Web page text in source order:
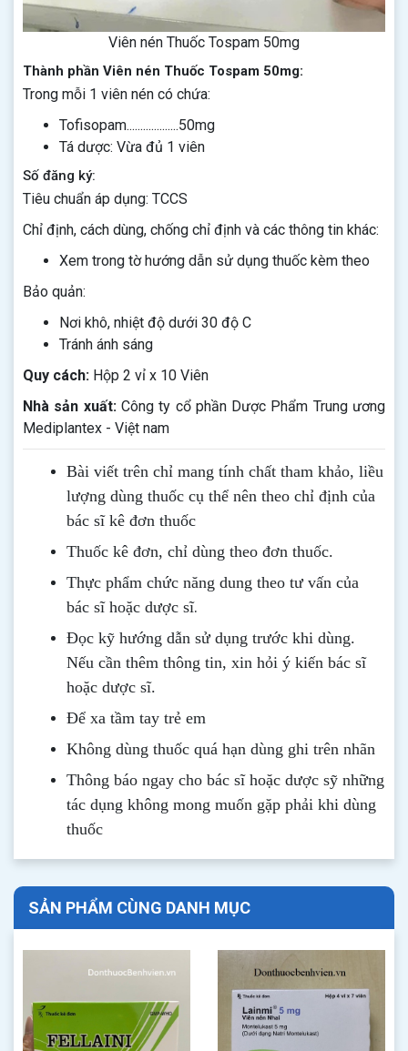
Viên nén Thuốc Tospam 50mg
Thành phần Viên nén Thuốc Tospam 50mg:
Trong mỗi 1 viên nén có chứa:
Tofisopam...................50mg
Tá dược: Vừa đủ 1 viên
Số đăng ký:
Tiêu chuẩn áp dụng: TCCS
Chỉ định, cách dùng, chống chỉ định và các thông tin khác:
Xem trong tờ hướng dẫn sử dụng thuốc kèm theo
Bảo quản:
Nơi khô, nhiệt độ dưới 30 độ C
Tránh ánh sáng
Quy cách: Hộp 2 vỉ x 10 Viên
Nhà sản xuất: Công ty cổ phần Dược Phẩm Trung ương
Mediplantex - Việt nam
Bài viết trên chỉ mang tính chất tham khảo, liều
lượng dùng thuốc cụ thể nên theo chỉ định của
bác sĩ kê đơn thuốc
Thuốc kê đơn, chỉ dùng theo đơn thuốc.
Thực phẩm chức năng dung theo tư vấn của
bác sĩ hoặc dược sĩ.
Đọc kỹ hướng dẫn sử dụng trước khi dùng.
Nếu cần thêm thông tin, xin hỏi ý kiến bác sĩ
hoặc dược sĩ.
Để xa tầm tay trẻ em
Không dùng thuốc quá hạn dùng ghi trên nhãn
Thông báo ngay cho bác sĩ hoặc dược sỹ những
tác dụng không mong muốn gặp phải khi dùng
thuốc
SẢN PHẨM CÙNG DANH MỤC